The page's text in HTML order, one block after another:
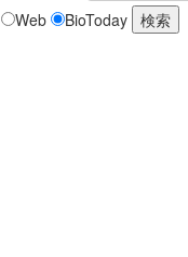
Web BioToday